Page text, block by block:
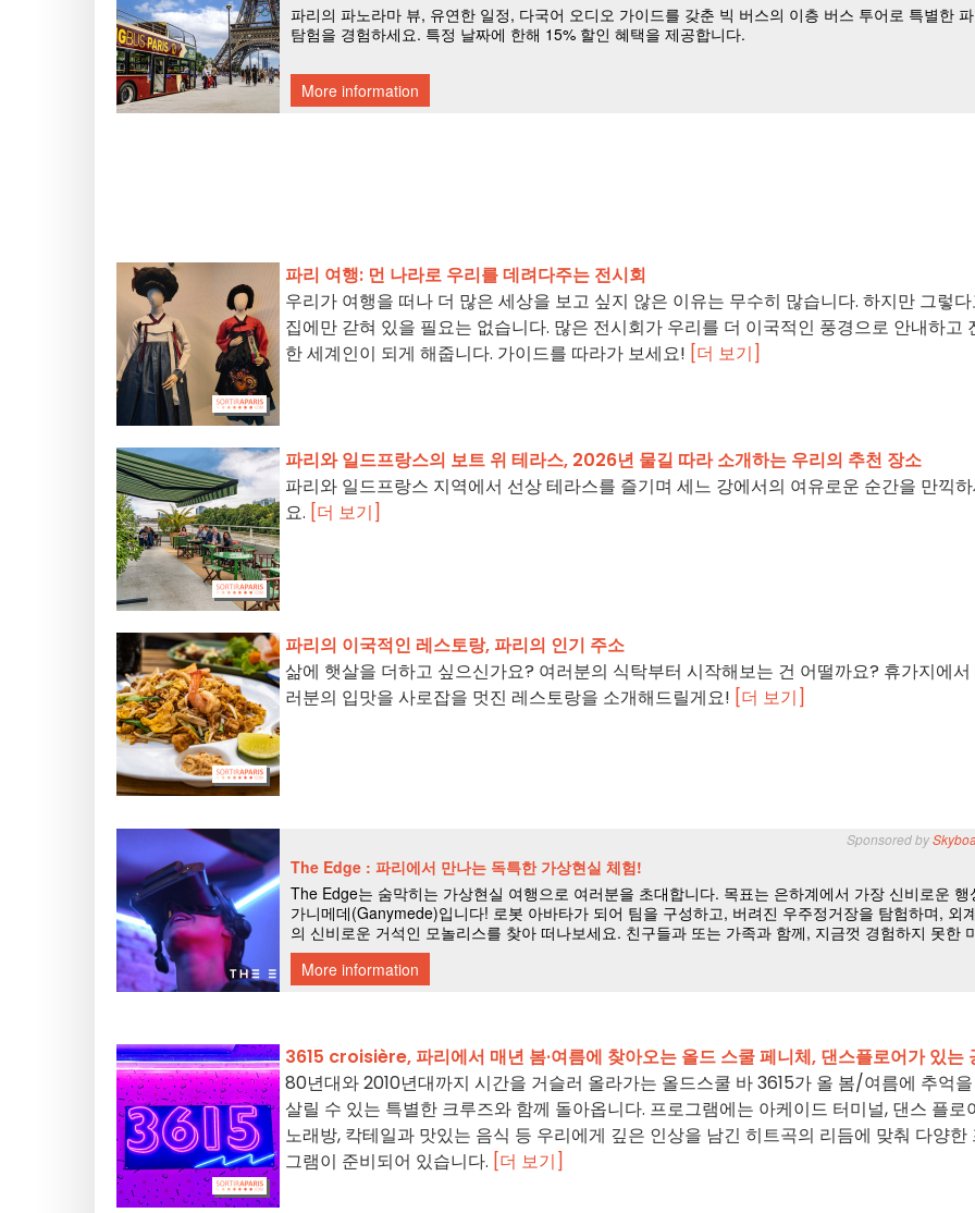
파리 여행: 먼 나라로 우리를 데려다주는 전시회
우리가 여행을 떠나 더 많은 세상을 보고 싶지 않은 이유는 무수히 많습니다. 하지만 그렇
집에만 갇혀 있을 필요는 없습니다. 많은 전시회가 우리를 더 이국적인 풍경으로 안내하고
한 세계인이 되게 해줍니다. 가이드를 따라가 보세요! [더 보기]
파리와 일드프랑스의 보트 위 테라스, 2026년 물길 따라 소개하는 우리의 추천 장소
파리와 일드프랑스 지역에서 선상 테라스를 즐기며 세느 강에서의 여유로운 순간을 만끽
요. [더 보기]
파리의 이국적인 레스토랑, 파리의 인기 주소
삶에 햇살을 더하고 싶으신가요? 여러분의 식탁부터 시작해보는 건 어떨까요? 휴가지에서
러분의 입맛을 사로잡을 멋진 레스토랑을 소개해드릴게요! [더 보기]
3615 croisière, 파리에서 매년 봄·여름에 찾아오는 올드 스쿨 페니체, 댄스플로어가 있는
80년대와 2010년대까지 시간을 거슬러 올라가는 올드스쿨 바 3615가 올 봄/여름에 추억을
살릴 수 있는 특별한 크루즈와 함께 돌아옵니다. 프로그램에는 아케이드 터미널, 댄스 플로
노래방, 칵테일과 맛있는 음식 등 우리에게 깊은 인상을 남긴 히트곡의 리듬에 맞춰 다양한
그램이 준비되어 있습니다. [더 보기]